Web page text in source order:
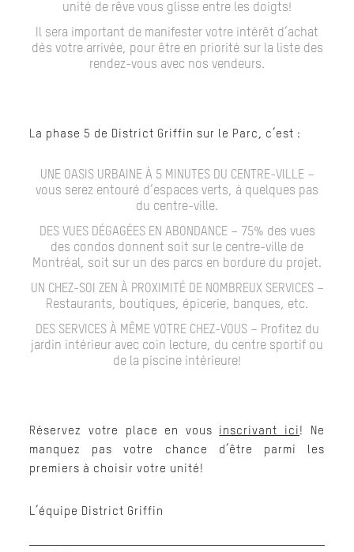
unité de rêve vous glisse entre les doigts!
Il sera important de manifester votre intérêt d’achat
dès votre arrivée, pour être en priorité sur la liste des
rendez-vous avec nos vendeurs.
La phase 5 de District Griffin sur le Parc, c’est :
UNE OASIS URBAINE À 5 MINUTES DU CENTRE-VILLE –
vous serez entouré d’espaces verts, à quelques pas
du centre-ville.
DES VUES DÉGAGÉES EN ABONDANCE – 75% des vues
des condos donnent soit sur le centre-ville de
Montréal, soit sur un des parcs en bordure du projet.
UN CHEZ-SOI ZEN À PROXIMITÉ DE NOMBREUX SERVICES –
Restaurants, boutiques, épicerie, banques, etc.
DES SERVICES À MÊME VOTRE CHEZ-VOUS – Profitez du
jardin intérieur avec coin lecture, du centre sportif ou
de la piscine intérieure!
Réservez votre place en vous inscrivant ici !
Ne
manquez pas votre chance d’être parmi les
premiers à choisir votre unité!
L’équipe District Griffin